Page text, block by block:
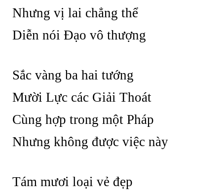
Nhưng vị lai chẳng thể
Diễn nói Đạo vô thượng
Sắc vàng ba hai tướng
Mười Lực các Giải Thoát
Cùng hợp trong một Pháp
Nhưng không được việc này
Tám mươi loại vẻ đẹp